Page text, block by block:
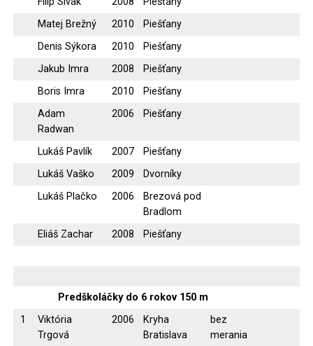
Matej Brežný
2010
Piešťany
Denis Sýkora
2010
Piešťany
Jakub Imra
2008
Piešťany
Boris Imra
2010
Piešťany
Adam
Radwan
2006 Piešťany
Lukáš Pavlík 2007
Piešťany
Lukáš Vaško
2009
Dvorníky
Lukáš Plačko
2006
Brezová pod
Bradlom
Eliáš Zachar
2008 Piešťany
Predškoláčky do 6 rokov 150 m
1
Viktória
Trgová
2006
Kryha
Bratislava
bez
merania